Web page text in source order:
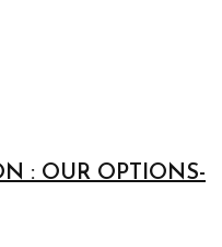
: OUR OPTIONS-